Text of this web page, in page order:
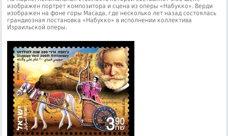
изображен портрет композитора и сцена из оперы «Набукко». Верди
изображен на фоне горы Масада, где несколько лет назад состоялась
грандиозная постановка «Набукко» в исполнении коллектива
Израильской оперы.